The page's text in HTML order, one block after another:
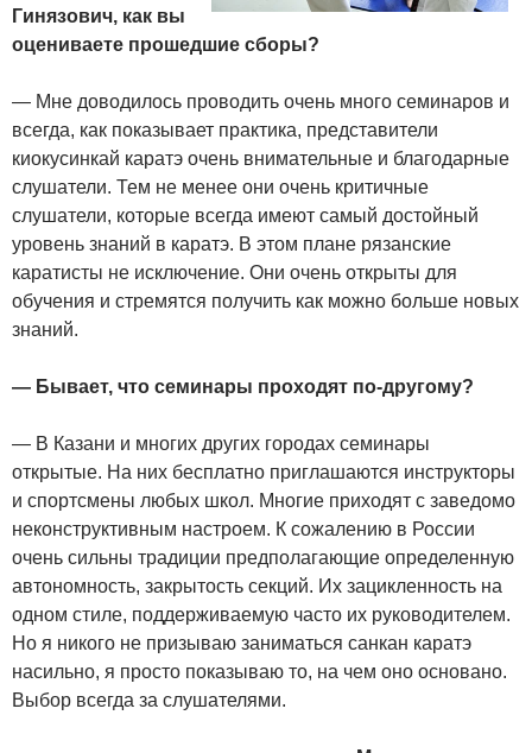
Гинязович, как вы
оцениваете прошедшие сборы?
— Мне доводилось проводить очень много семинаров и
всегда, как показывает практика, представители
киокусинкай каратэ очень внимательные и благодарные
слушатели. Тем не менее они очень критичные
слушатели, которые всегда имеют самый достойный
уровень знаний в каратэ. В этом плане рязанские
каратисты не исключение. Они очень открыты для
обучения и стремятся получить как можно больше новых
знаний.
— Бывает, что семинары проходят по-другому?
— В Казани и многих других городах семинары
открытые. На них бесплатно приглашаются инструкторы
и спортсмены любых школ. Многие приходят с заведомо
неконструктивным настроем. К сожалению в России
очень сильны традиции предполагающие определенную
автономность, закрытость секций. Их зацикленность на
одном стиле, поддерживаемую часто их руководителем.
Но я никого не призываю заниматься санкан каратэ
насильно, я просто показываю то, на чем оно основано.
Выбор всегда за слушателями.